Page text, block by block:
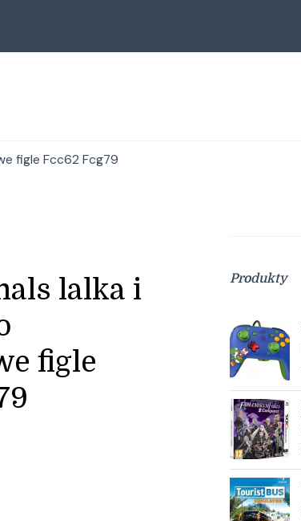
figle Fcc62 Fcg79
lalka i
figle
Produkty